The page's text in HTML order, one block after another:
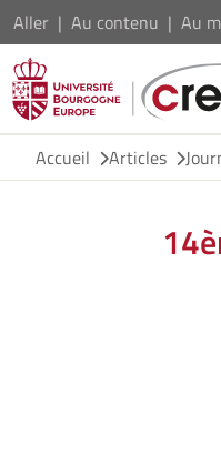
Aller Au contenu Au
Accueil
Articles